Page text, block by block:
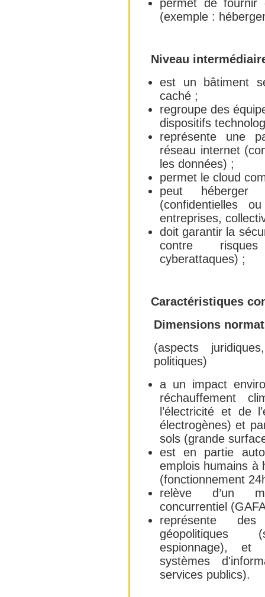
permet de fournir
(exemple :
Niveau
est un bâtiment
caché ;
regroupe des
dispositifs
représente une
réseau internet
les données) ;
permet le cloud
peut héberger
(confidentielles
entreprises,
doit garantir la
contre
cyberattaques) ;
Caractéristiques
Dimensions
(aspects
politiques)
a un impact
réchauffement
l’électricité et de
électrogènes) et
sols (grande
est en partie
emplois humains à
(fonctionnement
relève d’un
concurrentiel
représente
géopolitiques
espionnage), et
systèmes
services publics).